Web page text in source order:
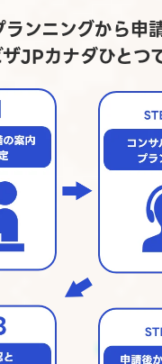
ンニングから申
JPカナダひとつ